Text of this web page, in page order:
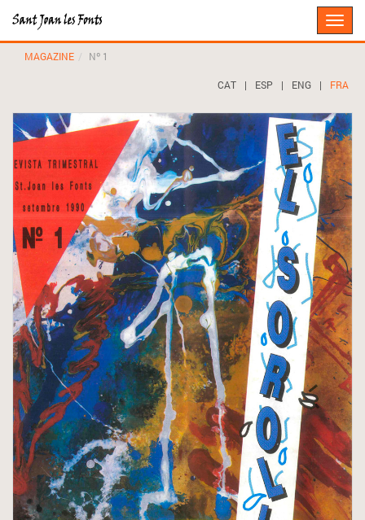
Toggle
MAGAZINE
Nº 1
CAT | ESP | ENG | FRA